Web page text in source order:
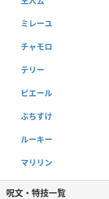
ミレーユ
チャモロ
テリー
ピエール
ぶちすけ
ルーキー
マリリン
呪文・特技一覧